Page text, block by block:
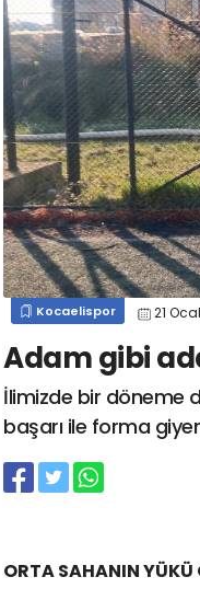
mert cengiz
#engin koyun
gülspor41
#kocaelispor
#erdem övüç #
eleke lua lua #barış
diyadinspor41
#erdem
kocaelispor
#beykan
Kocaelispor 21
Adam gibi
İlimizde bir döneme
başarı ile forma
ORTA SAHANIN YÜKÜ